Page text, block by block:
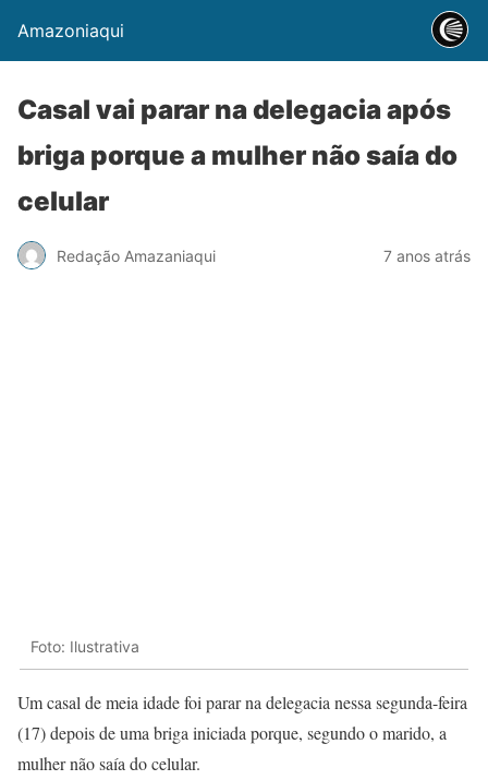
Amazoniaqui
Casal vai parar na delegacia após
briga porque a mulher não saía do
celular
Redação Amazaniaqui 7 anos atrás
Foto: Ilustrativa
Um casal de meia idade foi parar na delegacia nessa segunda-feira
(17) depois de uma briga iniciada porque, segundo o marido, a
mulher não saía do celular.